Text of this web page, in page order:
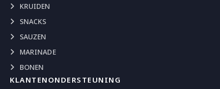
KRUIDEN
SNACKS
SAUZEN
MARINADE
BONEN
KLANTENONDERSTEUNING